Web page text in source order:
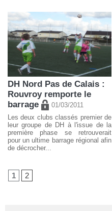
DH Nord Pas de Calais :
Rouvroy remporte le
barrage
01/03/2011
Les deux clubs classés premier de
leur groupe de DH à l'issue de la
première phase se retrouverait
pour un ultime barrage régional afin
de décrocher...
1 2